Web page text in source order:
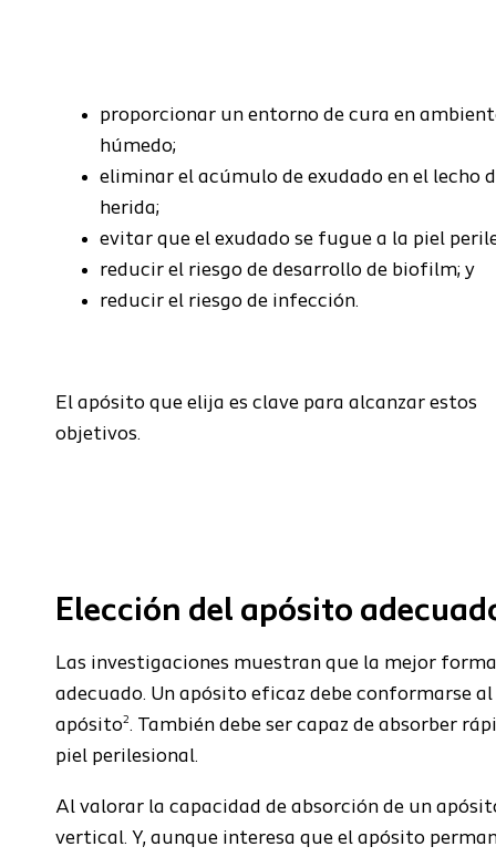
proporcionar un entorno de cura en
húmedo;
eliminar el acúmulo de exudado en el lecho
herida;
evitar que el exudado se fugue a la piel
reducir el riesgo de desarrollo de biofilm; y
reducir el riesgo de infección.
El apósito que elija es clave para alcanzar estos
objetivos.
Elección del apósito
Las investigaciones muestran que la mejor
adecuado. Un apósito eficaz debe conformarse
apósito2. También debe ser capaz de absorber
piel perilesional.
Al valorar la capacidad de absorción de un
vertical. Y, aunque interesa que el apósito